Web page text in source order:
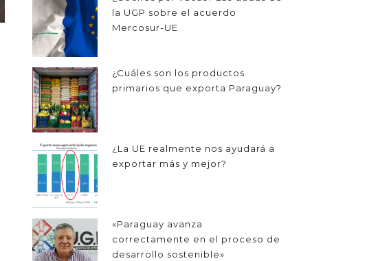
la UGP sobre el acuerdo
Mercosur-UE
¿Cuáles son los productos
primarios que exporta Paraguay?
¿La UE realmente nos ayudará a
exportar más y mejor?
«Paraguay avanza
correctamente en el proceso de
desarrollo sostenible»